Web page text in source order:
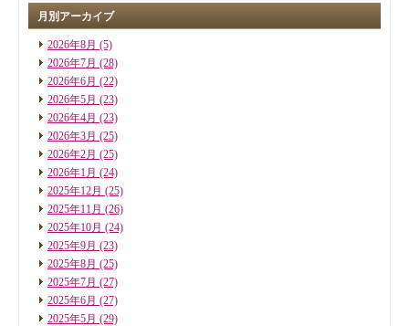
月別アーカイブ
2026年8月 (5)
2026年7月 (28)
2026年6月 (22)
2026年5月 (23)
2026年4月 (23)
2026年3月 (25)
2026年2月 (25)
2026年1月 (24)
2025年12月 (25)
2025年11月 (26)
2025年10月 (24)
2025年9月 (23)
2025年8月 (25)
2025年7月 (27)
2025年6月 (27)
2025年5月 (29)